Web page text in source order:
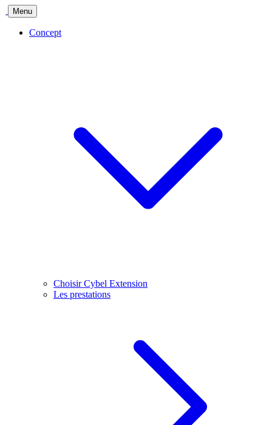
Menu
Concept
Choisir Cybel Extension
Les prestations